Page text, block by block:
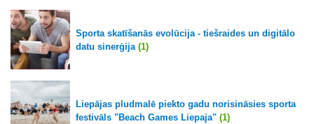
Sporta skatīšanās evolūcija - tiešraides un digitālo
datu sinerģija (1)
Liepājas pludmalē piekto gadu norisināsies sporta
festivāls "Beach Games Liepaja" (1)